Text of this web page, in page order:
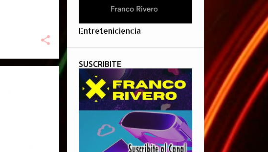
Entreteniciencia
SUSCRIBITE